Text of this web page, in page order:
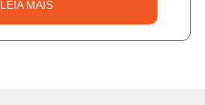
LEIA MAIS